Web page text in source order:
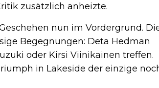
zusätzlich anheizte.
nun im Vordergrund.
Begegnungen: Deta Hedman
oder Kirsi Viinikainen treffen.
in Lakeside der einzige